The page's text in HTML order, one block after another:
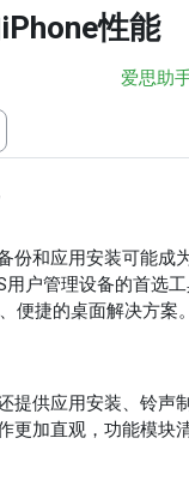
性能
爱思助
份和应用安装可能成
户管理设备的首选
便捷的桌面解决方案。
提供应用安装、铃声
更加直观，功能模块